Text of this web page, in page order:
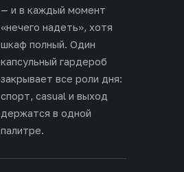
— и в каждый момент
«нечего надеть», хотя
шкаф полный. Один
капсульный гардероб
закрывает все роли дня:
спорт, casual и выход
держатся в одной
палитре.